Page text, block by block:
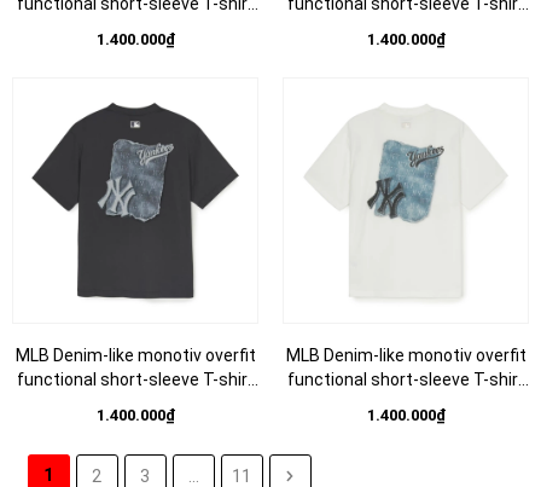
tròn, tay lở màu xanh
1.400.000₫
thun cổ tròn, tay lở màu hồng
1.400.000₫
MLB Denim-like monotiv overfit
functional short-sleeve T-shirt
Áo thun cổ tròn, tay lở màu
than chì
1.400.000₫
MLB Denim-like monotiv overfit
functional short-sleeve T-shirt
thun cổ tròn, tay lở màu trắng
1.400.000₫
1 2 3 11